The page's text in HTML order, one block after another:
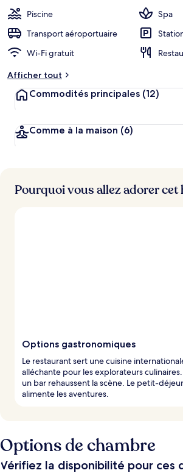
i
e
n
n
é
v
Piscine
Spa
Transport aéroportuaire
Wi-Fi gratuit
Afficher tout
Commodités principales (12)
Comme à la maison (6)
Pourquoi vous allez adorer
Options gastronomiques
Le restaurant sert une cuisine
alléchante pour les explorateurs
un bar rehaussent la scène. Le petit-
alimente les aventures.
Options de chambre
Vérifiez la disponibilité pour ces